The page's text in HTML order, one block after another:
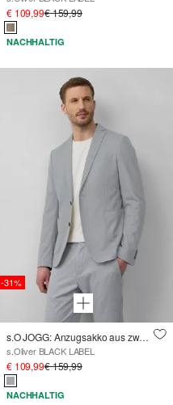
€ 109,99€ 159,99
NACHHALTIG
-31%
s.O JOGG: Anzugsakko aus zweifarbigem Piqué-Jersey
s.Oliver BLACK LABEL
€ 109,99€ 159,99
NACHHALTIG